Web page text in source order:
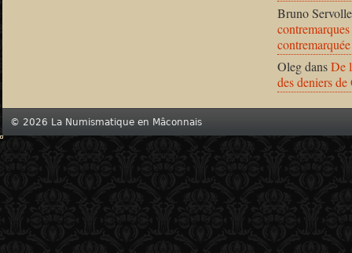
Bruno Servolle
OlegdansDe
des deniers
© 2026 La Numismatique en Mâconnais